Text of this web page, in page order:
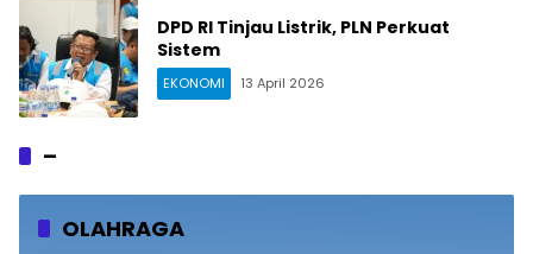
DPD RI Tinjau Listrik, PLN Perkuat
Sistem
EKONOMI 13 April 2026
–
OLAHRAGA